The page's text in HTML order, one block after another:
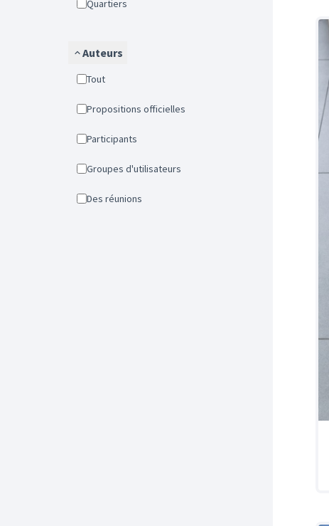
Quartiers
Auteurs
Tout
Propositions officielles
Participants
Groupes d'utilisateurs
Des réunions